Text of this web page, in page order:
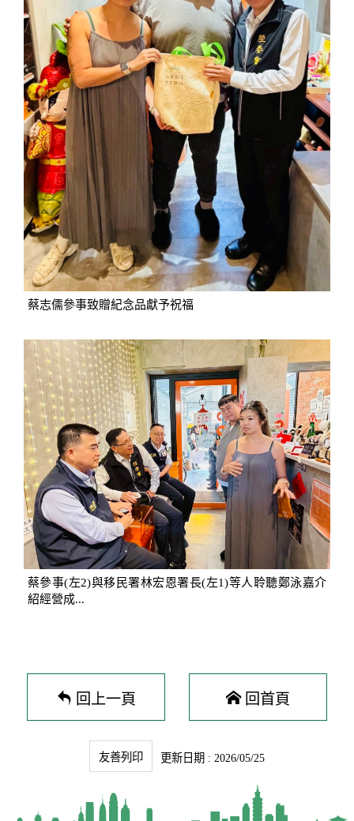
蔡志儒參事致贈紀念品獻予祝福
蔡參事(左2)與移民署林宏恩署長(左1)等人聆聽鄭泳嘉介
紹經營成...
回上一頁 回首頁
友善列印 更新日期 : 2026/05/25